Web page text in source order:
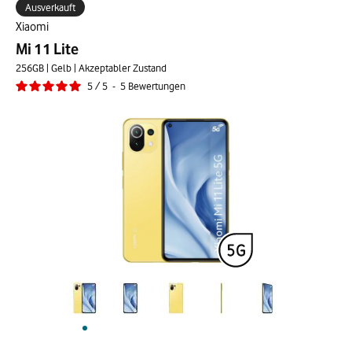
Xiaomi
Mi 11 Lite
256GB | Gelb | Akzeptabler Zustand
5/5 - 5 Bewertungen
Ausverkauft